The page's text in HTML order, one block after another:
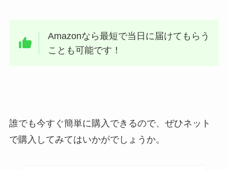
Amazonなら最短で当日に届けてもらう
ことも可能です！
誰でも今すぐ簡単に購入できるので、ぜひネット
で購入してみてはいかがでしょうか。